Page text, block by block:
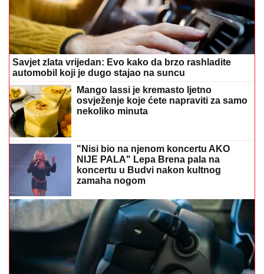
Savjet zlata vrijedan: Evo kako da brzo rashladite
automobil koji je dugo stajao na suncu
Mango lassi je kremasto ljetno
osvježenje koje ćete napraviti za samo
nekoliko minuta
"Nisi bio na njenom koncertu AKO
NIJE PALA" Lepa Brena pala na
koncertu u Budvi nakon kultnog
zamaha nogom